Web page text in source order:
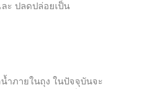
ะ ปลดปล่อยเป็น
น้ำภายในถุง ในปัจจุบันจะ